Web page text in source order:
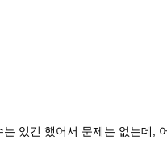
있긴 했어서 문제는 없는데,